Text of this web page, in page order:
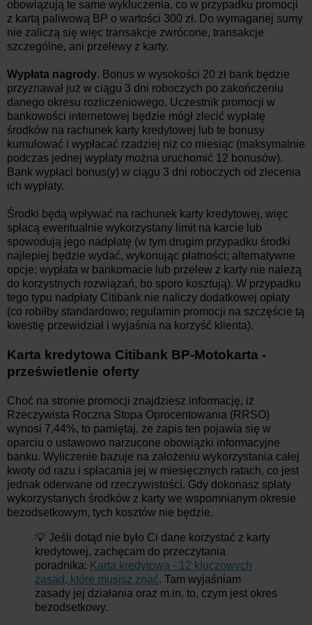
obowiązują te same wykluczenia, co w przypadku promocji
z kartą paliwową BP o wartości 300 zł. Do wymaganej sumy
nie zaliczą się więc transakcje zwrócone, transakcje
szczególne, ani przelewy z karty.
Wypłata nagrody. Bonus w wysokości 20 zł bank będzie
przyznawał już w ciągu 3 dni roboczych po zakończeniu
danego okresu rozliczeniowego. Uczestnik promocji w
bankowości internetowej będzie mógł zlecić wypłatę
środków na rachunek karty kredytowej lub te bonusy
kumulować i wypłacać rzadziej niż co miesiąc (maksymalnie
podczas jednej wypłaty można uruchomić 12 bonusów).
Bank wypłaci bonus(y) w ciągu 3 dni roboczych od zlecenia
ich wypłaty.
Środki będą wpływać na rachunek karty kredytowej, więc
spłacą ewentualnie wykorzystany limit na karcie lub
spowodują jego nadpłatę (w tym drugim przypadku środki
najlepiej będzie wydać, wykonując płatności; alternatywne
opcje: wypłata w bankomacie lub przelew z karty nie należą
do korzystnych rozwiązań, bo sporo kosztują). W przypadku
tego typu nadpłaty Citibank nie naliczy dodatkowej opłaty
(co robiłby standardowo; regulamin promocji na szczęście tą
kwestię przewidział i wyjaśnia na korzyść klienta).
Karta kredytowa Citibank BP-Motokarta -
prześwietlenie oferty
Choć na stronie promocji znajdziesz informację, iż
Rzeczywista Roczna Stopa Oprocentowania (RRSO)
wynosi 7,44%, to pamiętaj, że zapis ten pojawia się w
oparciu o ustawowo narzucone obowiązki informacyjne
banku. Wyliczenie bazuje na założeniu wykorzystania całej
kwoty od razu i spłacania jej w miesięcznych ratach, co jest
jednak oderwane od rzeczywistości. Gdy dokonasz spłaty
wykorzystanych środków z karty we wspomnianym okresie
bezodsetkowym, tych kosztów nie będzie.
💡 Jeśli dotąd nie było Ci dane korzystać z karty
kredytowej, zachęcam do przeczytania
poradnika: Karta kredytowa - 12 kluczowych
zasad, które musisz znać. Tam wyjaśniam
zasady jej działania oraz m.in. to, czym jest okres
bezodsetkowy.